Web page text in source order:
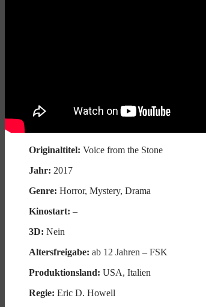
Originaltitel: Voice from the Stone
Jahr: 2017
Genre: Horror, Mystery, Drama
Kinostart: –
3D: Nein
Altersfreigabe: ab 12 Jahren – FSK
Produktionsland: USA, Italien
Regie: Eric D. Howell